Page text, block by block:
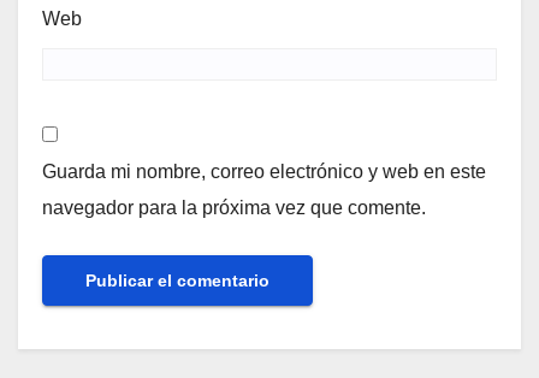
Web
Guarda mi nombre, correo electrónico y web en este
navegador para la próxima vez que comente.